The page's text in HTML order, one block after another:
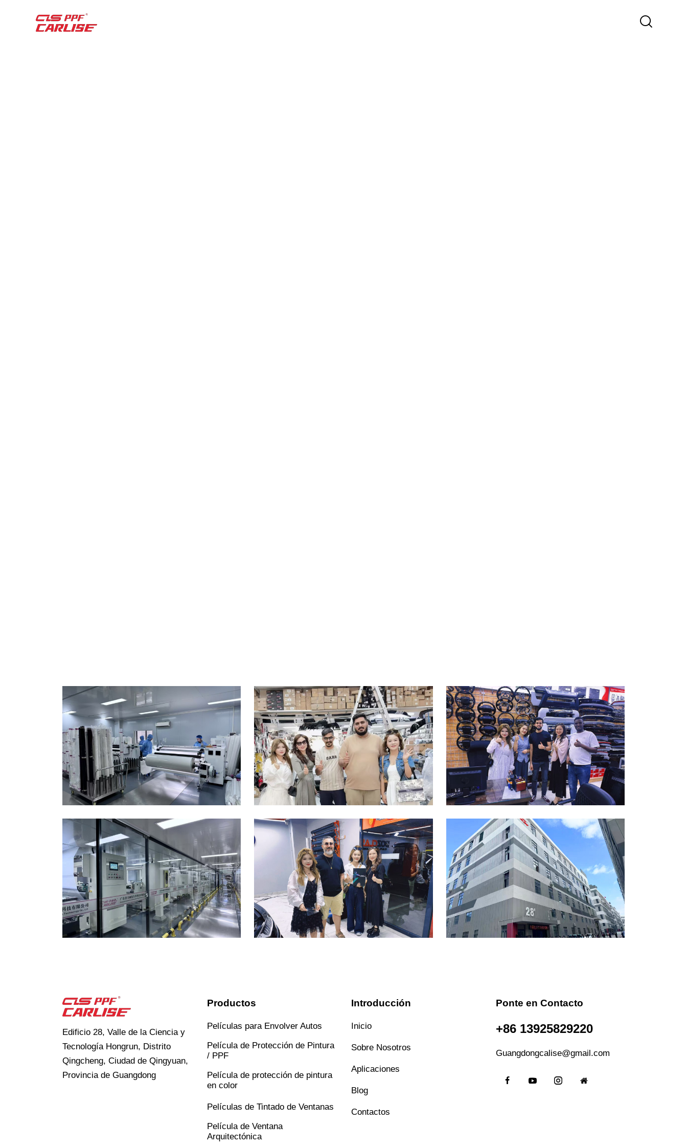
Edificio 28, Valle de la Ciencia y
Tecnología Hongrun, Distrito
Qingcheng, Ciudad de Qingyuan,
Provincia de Guangdong
Productos
Películas para Envolver Autos
Película de Protección de Pintura
/ PPF
Película de protección de pintura
en color
Películas de Tintado de Ventanas
Película de Ventana
Arquitectónica
Introducción
Inicio
Sobre Nosotros
Aplicaciones
Blog
Contactos
Ponte en Contacto
+86 13925829220
Guangdongcalise@gmail.com